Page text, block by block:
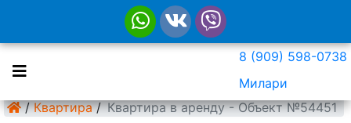
8 (909) 598-0738
Милари
/ Квартира / Квартира в аренду - Объект №54451